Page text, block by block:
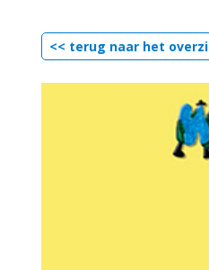
<< terug naar het